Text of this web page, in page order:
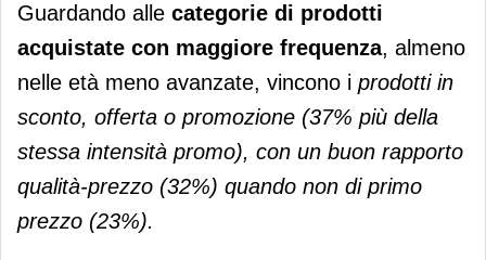
Guardando alle categorie di prodotti
acquistate con maggiore frequenza, almeno
nelle età meno avanzate, vincono i prodotti in
sconto, offerta o promozione (37% più della
stessa intensità promo), con un buon rapporto
qualità-prezzo (32%) quando non di primo
prezzo (23%).